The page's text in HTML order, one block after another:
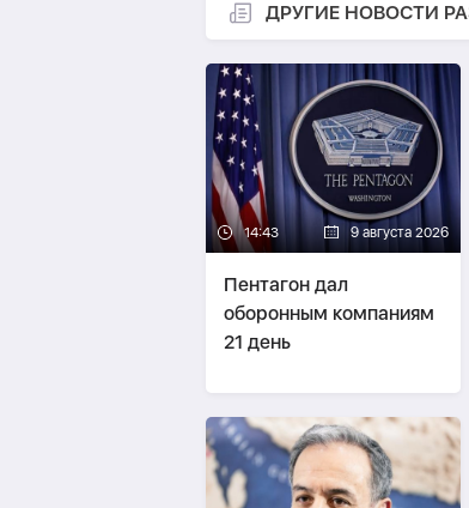
ДРУГИЕ НОВОСТИ
14:43 9 августа 2026
Пентагон дал
оборонным компаниям
21 день